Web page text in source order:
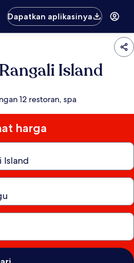
Dapatkan aplikasinya
Island
12 restoran, spa
harga